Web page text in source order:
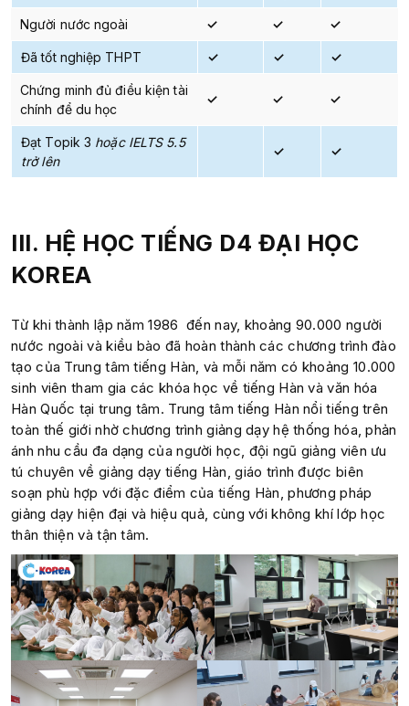
Người nước ngoài ✓ ✓ ✓
Đã tốt nghiệp THPT ✓ ✓ ✓
Chứng minh đủ điều kiện tài
chính để du học
✓ ✓ ✓
Đạt Topik 3 hoặc IELTS 5.5
trở lên
✓ ✓
III. HỆ HỌC TIẾNG D4 ĐẠI HỌC
KOREA
Từ khi thành lập năm 1986 đến nay, khoảng 90.000 người
nước ngoài và kiều bào đã hoàn thành các chương trình đào
tạo của Trung tâm tiếng Hàn, và mỗi năm có khoảng 10.000
sinh viên tham gia các khóa học về tiếng Hàn và văn hóa
Hàn Quốc tại trung tâm. Trung tâm tiếng Hàn nổi tiếng trên
toàn thế giới nhờ chương trình giảng dạy hệ thống hóa, phản
ánh nhu cầu đa dạng của người học, đội ngũ giảng viên ưu
tú chuyên về giảng dạy tiếng Hàn, giáo trình được biên
soạn phù hợp với đặc điểm của tiếng Hàn, phương pháp
giảng dạy hiện đại và hiệu quả, cùng với không khí lớp học
thân thiện và tận tâm.